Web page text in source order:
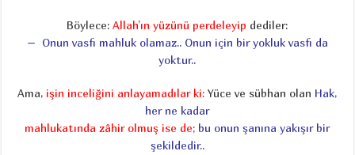
Böylece:Allah’ın yüzünü perdeleyip dediler:
– Onun vasfı mahluk olamaz.. Onun için bir yokluk vasfı da
yoktur..
Ama, işin inceliğini anlayamadılar ki: Yüce ve sübhan olan Hak,
her ne kadar
mahlukatında zâhir olmuş ise de; bu onun şanına yakışır bir
şekildedir..